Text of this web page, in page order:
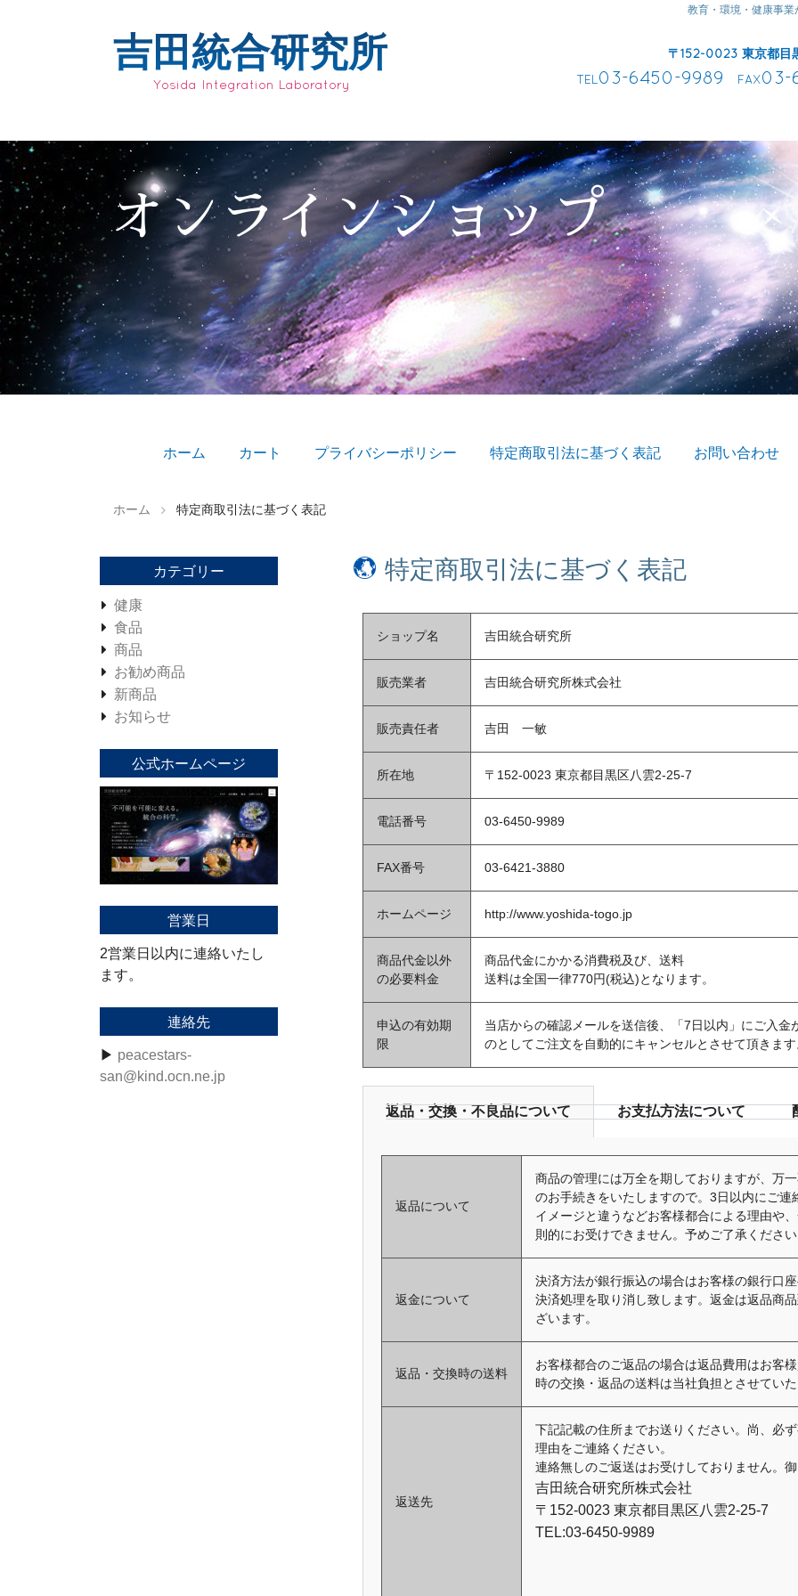
教育・環境・健康事
吉田統合研究所
Yosida Integration Laboratory
〒152-0023 東京都目
TEL 03-6450-9989 FAX03-
オンラインショップ
ホーム カート プライバシーポリシー 特定商取引法に基づく表記 お問い合わせ
ホーム 特定商取引法に基づく表記
特定商取引法に基づく表記
ショップ名 吉田統合研究所
販売業者 吉田統合研究所株式会社
販売責任者 吉田 一敏
所在地 〒152-0023 東京都目黒区八雲2-25-7
電話番号 03-6450-9989
FAX番号 03-6421-3880
ホームページ http://www.yoshida-togo.jp
商品代金以外
の必要料金
商品代金にかかる消費税及び、送料
送料は全国一律770円(税込)となります。
申込の有効期
限
当店からの確認メールを送信後、「7日以内」にご入
のとしてご注文を自動的にキャンセルとさせて頂きます
返品・交換・不良品について お支払方法について
返品について
商品の管理には万全を期しておりますが、万
のお手続きをいたしますので。3日以内にご連
イメージと違うなどお客様都合による理由や
則的にお受けできません。予めご了承ください
返金について
決済方法が銀行振込の場合はお客様の銀行口
決済処理を取り消し致します。返金は返品商
ざいます。
返品・交換時の送料
お客様都合のご返品の場合は返品費用はお客
時の交換・返品の送料は当社負担とさせていた
返送先
下記記載の住所までお送りください。尚、必
理由をご連絡ください。
連絡無しのご返送はお受けしておりません。御
吉田統合研究所株式会社
〒152-0023 東京都目黒区八雲2-25-7
TEL:03-6450-9989
カテゴリー
健康
食品
商品
お勧め商品
新商品
お知らせ
公式ホームページ
営業日
2営業日以内に連絡いたし
ます。
連絡先
▶ peacestars-
san@kind.ocn.ne.jp